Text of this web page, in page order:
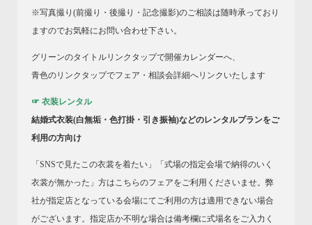
※写真撮り(前撮り・後撮り・記念撮影)のご相談は随時承っており
ますのでお気軽にお問い合わせ下さい。
グリーンのタイトルリンクタップで開催カレンダーへ、
青色のリンクタップでフェア・相談会詳細へリンクいたします
☞ 衣装レンタル
結婚式衣装(白無垢・色打掛・引き振袖)などのレンタルプランをご
利用の方向け
「SNSで見たこの衣裳を着たい」「式場の指定会場で納得のいく
衣裳が無かった」方はこちらのフェアをご利用くださいませ。弊
社が指定店となっている会場にてご利用の方は適用できない場合
がございます。指定店か不明な場合は備考欄に式場名をご入力く